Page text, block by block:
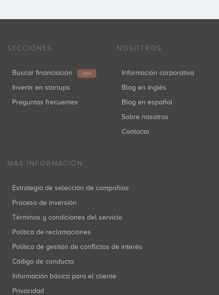
SECCIONES
Buscar financiación NEW
Invertir en startups
Preguntas frecuentes
NOSOTROS
Información corporativa
Blog en inglés
Blog en español
Sobre nosotros
Contacto
MÁS INFORMACIÓN
Estrategia de selección de compañías
Proceso de inversión
Términos y condiciones del servicio
Política de reclamaciones
Política de gestión de conflictos de interés
Código de conducta
Información básica para el cliente
Privacidad